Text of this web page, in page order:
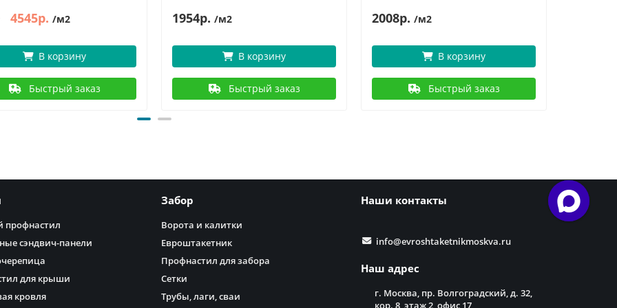
4545р. /м2
В корзину
Быстрый заказ
1954р. /м2
В корзину
Быстрый заказ
2008р. /м2
В корзину
Быстрый заказ
профнастил
сэндвич-панели
для крыши
кровля
Забор
Ворота и калитки
Евроштакетник
Профнастил для забора
Сетки
Трубы, лаги, сваи
Наши контакты
info@evroshtaketnikmoskva.ru
Наш адрес
г. Москва, пр. Волгоградский, д. 32,
кор. 8, этаж 2, офис 17